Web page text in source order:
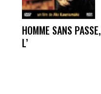
HOMME SANS PASSE,
L’